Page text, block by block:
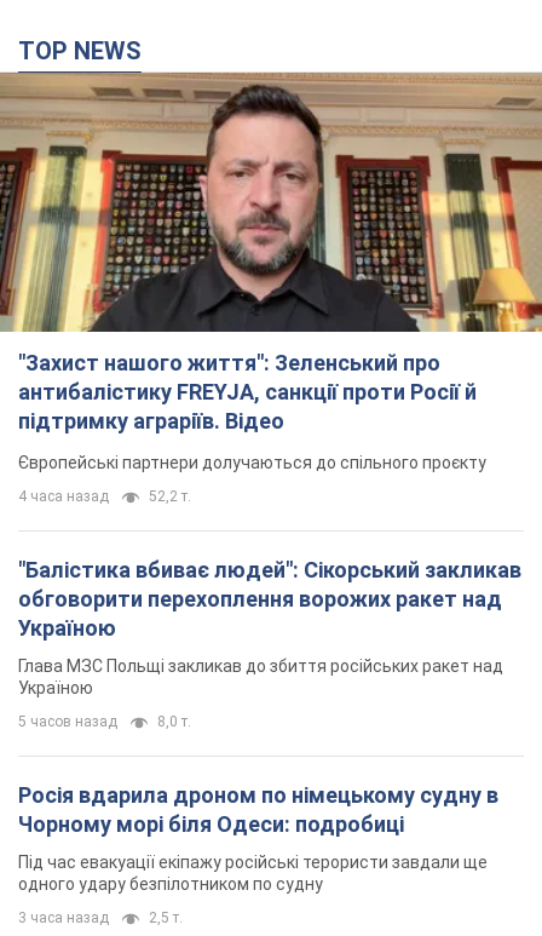
TOP NEWS
"Захист нашого життя": Зеленський про
антибалістику FREYJA, санкції проти Росії й
підтримку аграріїв. Відео
Європейські партнери долучаються до спільного проєкту
4 часа назад 52,2 т.
"Балістика вбиває людей": Сікорський закликав
обговорити перехоплення ворожих ракет над
Україною
Глава МЗС Польщі закликав до збиття російських ракет над
Україною
5 часов назад 8,0 т.
Росія вдарила дроном по німецькому судну в
Чорному морі біля Одеси: подробиці
Під час евакуації екіпажу російські терористи завдали ще
одного удару безпілотником по судну
3 часа назад 2,5 т.